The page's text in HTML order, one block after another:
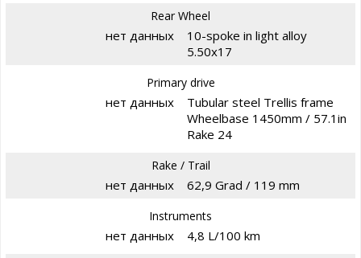
Rear Wheel
нет данных
10-spoke in light alloy
5.50x17
Primary drive
нет данных
Tubular steel Trellis frame
Wheelbase 1450mm / 57.1in
Rake 24
Rake / Trail
нет данных 62,9 Grad / 119 mm
Instruments
нет данных 4,8 L/100 km